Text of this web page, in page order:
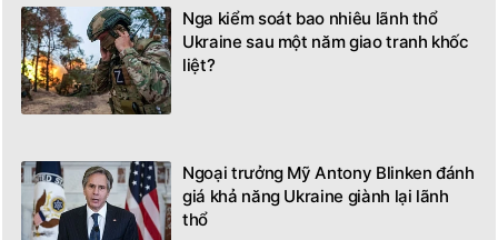
Nga kiểm soát bao nhiêu lãnh thổ
Ukraine sau một năm giao tranh khốc
liệt?
Ngoại trưởng Mỹ Antony Blinken đánh
giá khả năng Ukraine giành lại lãnh
thổ